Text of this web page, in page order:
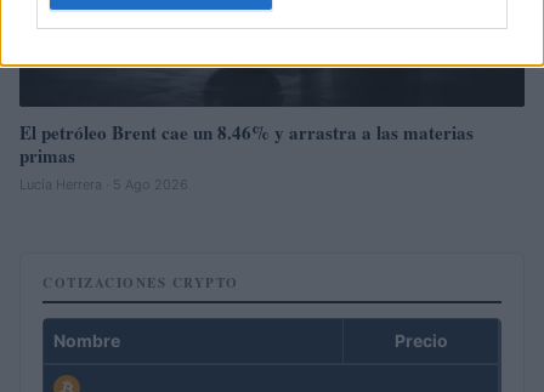
El petróleo Brent cae un 8.46% y arrastra a las materias
primas
Lucía Herrera · 5 Ago 2026
COTIZACIONES CRYPTO
Nombre Precio